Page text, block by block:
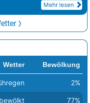
Mehr lesen
Wetter Bewölkung
2%
77%